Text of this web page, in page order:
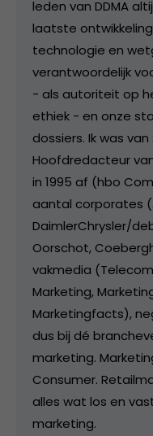
leden van DDMA
laatste
technologie en
verantwoordelijk
- als autoriteit op
ethiek - en onze
dossiers. Ik was
Hoofdredacteur
in 1995 af (hbo
aantal corporates
DaimlerChrysler/
Oorschot,
vakmedia
Marketing,
Marketingfacts),
dus bij dé
marketing.
Consumer.
alles wat los en
marketing.